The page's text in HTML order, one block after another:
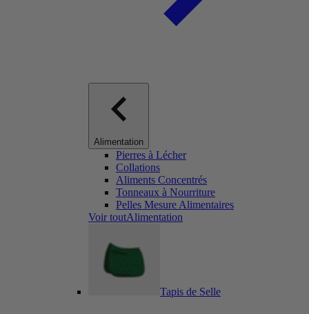
Alimentation
Pierres à Lécher
Collations
Aliments Concentrés
Tonneaux à Nourriture
Pelles Mesure Alimentaires
Voir toutAlimentation
Tapis de Selle